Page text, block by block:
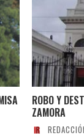
ROBO Y
ZAMORA